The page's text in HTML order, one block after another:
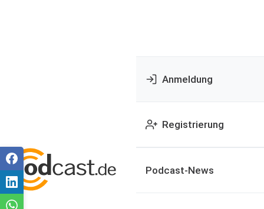
Anmeldung
Registrierung
Podcast-News